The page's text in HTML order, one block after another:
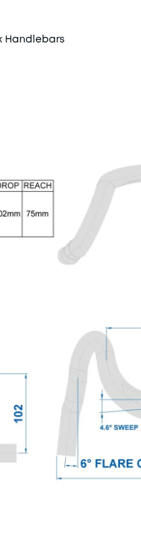
Handlebars